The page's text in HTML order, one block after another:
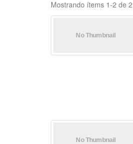
Mostrando ítems 1-2 de 2